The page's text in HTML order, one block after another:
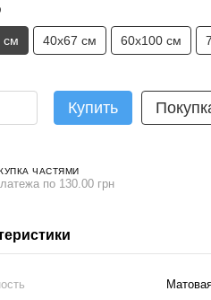
см 40х67 см 60х100 см
Купить
ЧАСТЯМИ
по 130.00 грн